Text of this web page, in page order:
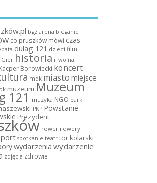
bgż arena bieganie
co pruszków mówi czas
dulag 121 dzieci film
Gier historia ii wojna
Borowiecki koncert
mdk miasto miejsce
muzeum Muzeum
121 muzyka NGO park
PKP Powstanie
Prezydent
rower rowery
spotkanie teatr tor kolarski
wydarzenia wydarzenie
zdjęcia zdrowie